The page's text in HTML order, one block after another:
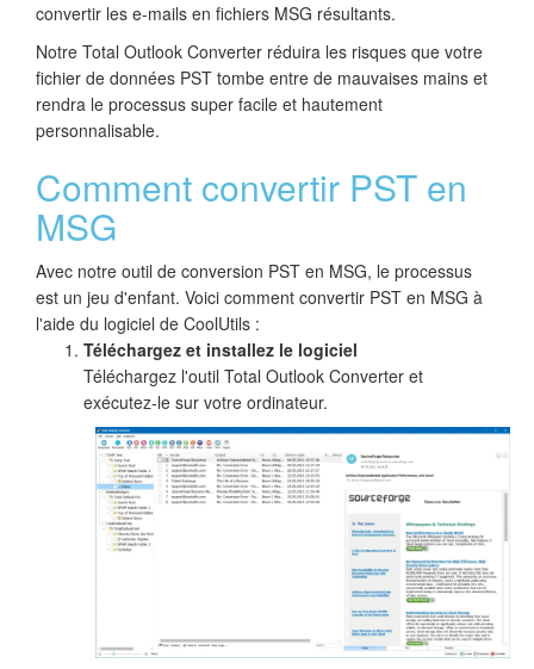
convertir les e-mails en fichiers MSG résultants.
Notre Total Outlook Converter réduira les risques que votre
fichier de données PST tombe entre de mauvaises mains et
rendra le processus super facile et hautement
personnalisable.
Comment convertir PST en
MSG
Avec notre outil de conversion PST en MSG, le processus
est un jeu d'enfant. Voici comment convertir PST en MSG à
l'aide du logiciel de CoolUtils :
Téléchargez et installez le logiciel
Téléchargez l'outil Total Outlook Converter et
exécutez-le sur votre ordinateur.